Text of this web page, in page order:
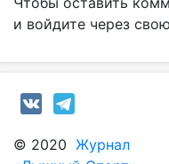
и войдите через свою
© 2020 Журнал